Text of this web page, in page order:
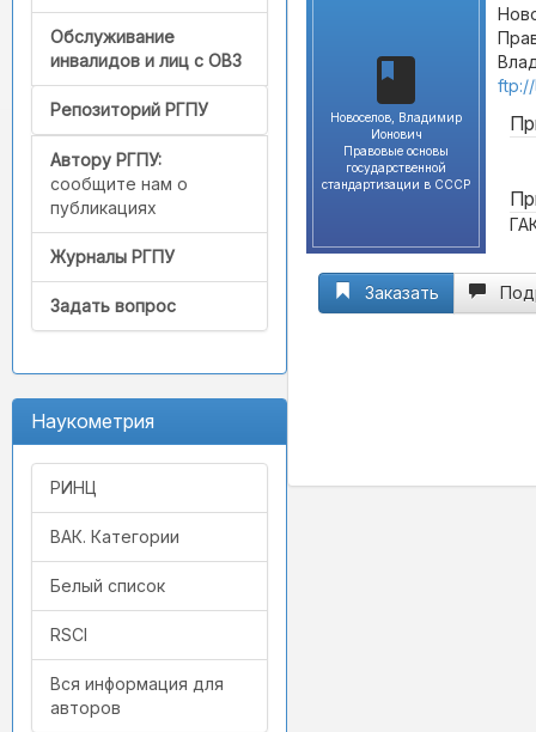
Обслуживание
инвалидов и лиц с ОВЗ
Репозиторий РГПУ
Автору РГПУ:
сообщите нам о
публикациях
Журналы РГПУ
Задать вопрос
Наукометрия
РИНЦ
ВАК. Категории
Белый список
RSCI
Вся информация для
авторов
Новоселов, Владимир
Ионович
Правовые основы
государственной
стандартизации в СССР
Заказать